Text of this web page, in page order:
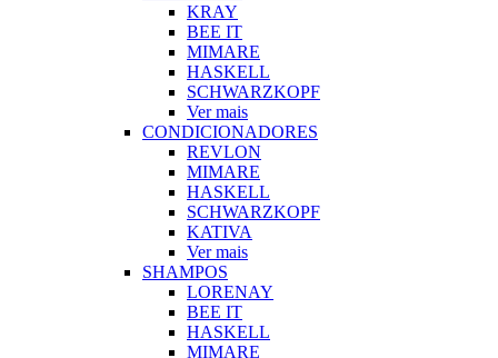
KRAY
BEE IT
MIMARE
HASKELL
SCHWARZKOPF
Ver mais
CONDICIONADORES
REVLON
MIMARE
HASKELL
SCHWARZKOPF
KATIVA
Ver mais
SHAMPOS
LORENAY
BEE IT
HASKELL
MIMARE